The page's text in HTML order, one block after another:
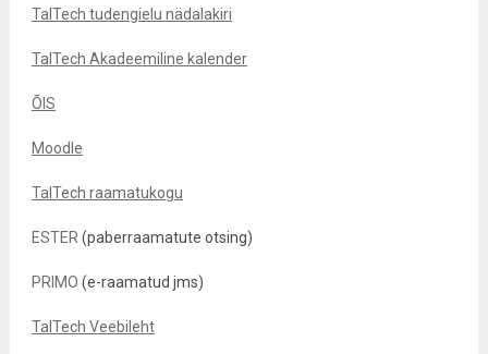
TalTech tudengielu nädalakiri
TalTech Akadeemiline kalender
ÕIS
Moodle
TalTech raamatukogu
ESTER (paberraamatute otsing)
PRIMO (e-raamatud jms)
TalTech Veebileht